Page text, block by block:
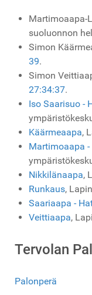
Martimoaapa-
suoluonnon
Simon
39.
Simon
27:34:37.
Iso Saarisuo -
Käärmeaapa,
Martimoaapa
Nikkilänaapa,
Runkaus,
Saariaapa -
Veittiaapa,
Tervolan
Palonperä